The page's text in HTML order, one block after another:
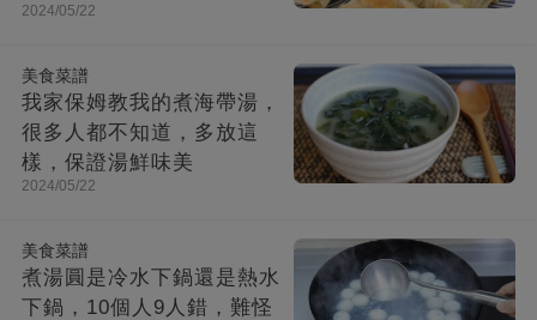
2024/05/22
美食菜譜
我家保姆教我的煮海帶湯，
很多人都不知道，多放這
樣，保證湯鮮味美
2024/05/22
美食菜譜
煮湯圓是冷水下鍋還是熱水
下鍋，10個人9人錯，難怪